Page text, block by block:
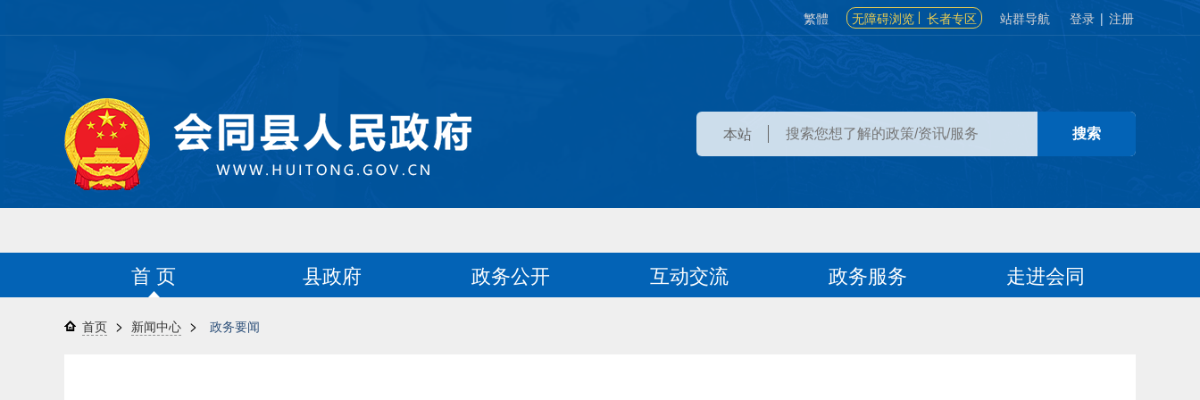
繁體 无障碍浏览 长者专区 站群导航 登录 | 注册
本站
首 页 县政府 政务公开 互动交流 政务服务 走进会同
首页 > 新闻中心 > 政务要闻